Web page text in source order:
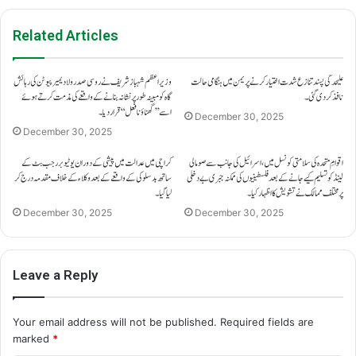
Related Articles
وزیراعظم شہباز شریف نے روسی صدر ولادیمیر پیوٹن کی رہائش
گاہ کو مبینہ طور پر نشانہ بنانے کے واقعے کی مذمت کرتے ہوئے
اسے ’’گھناؤنا فعل‘‘ قرار دیا۔
December 30, 2025
علیحدگی پسند تنازع شدت اختیار کرنے پر یمن میں ہنگامی حالت
نافذ کر دی گئی۔
December 30, 2025
کراچی میں عدالت میں پیشی کے دوران یوٹیوبر رجب بٹ کے
ساتھ بدسلوکی کے واقعے کے بعد وکلاء کے خلاف مقدمہ درج کر
لیا گیا۔
December 30, 2025
اقوامِ متحدہ کی سلامتی کونسل میں، اسرائیل کی جانب سے صومالی
لینڈ کو تسلیم کیے جانے کے بعد فلسطینیوں کی ممکنہ جبری بے دخلی
پر مختلف ممالک نے تشویش کا اظہار کیا۔
December 30, 2025
Leave a Reply
Your email address will not be published. Required fields are
marked *